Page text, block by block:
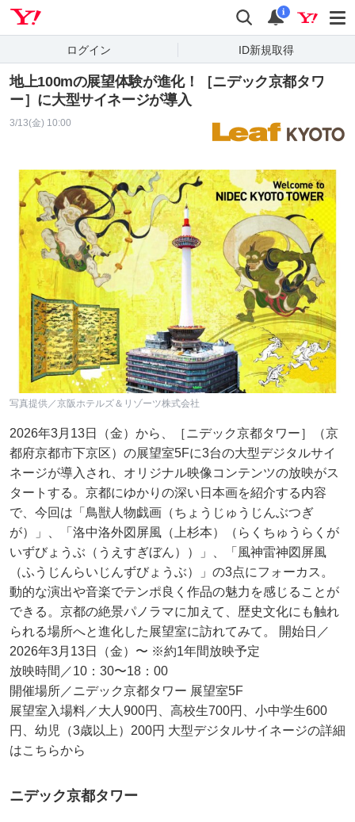
検索 通知
i
ログイン ID新規取得
地上100mの展望体験が進化！［ニデック京都タワ
ー］に大型サイネージが導入
3/13(金) 10:00
写真提供／京阪ホテルズ＆リゾーツ株式会社
2026年3月13日（金）から、［ニデック京都タワー］（京
都府京都市下京区）の展望室5Fに3台の大型デジタルサイ
ネージが導入され、オリジナル映像コンテンツの放映がス
タートする。京都にゆかりの深い日本画を紹介する内容
で、今回は「鳥獣人物戯画（ちょうじゅうじんぶつぎ
が）」、「洛中洛外図屏風（上杉本）（らくちゅうらくが
いずびょうぶ（うえすぎぼん））」、「風神雷神図屏風
（ふうじんらいじんずびょうぶ）」の3点にフォーカス。
動的な演出や音楽でテンポ良く作品の魅力を感じることが
できる。京都の絶景パノラマに加えて、歴史文化にも触れ
られる場所へと進化した展望室に訪れてみて。 開始日／
2026年3月13日（金）〜 ※約1年間放映予定
放映時間／10：30〜18：00
開催場所／ニデック京都タワー 展望室5F
展望室入場料／大人900円、高校生700円、小中学生600
円、幼児（3歳以上）200円 大型デジタルサイネージの詳細
はこちらから
ニデック京都タワー